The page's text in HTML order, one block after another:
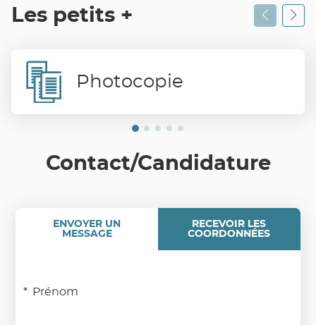
Les petits +
Photocopie
Contact/Candidature
ENVOYER UN
MESSAGE
RECEVOIR LES
COORDONNÉES
Prénom